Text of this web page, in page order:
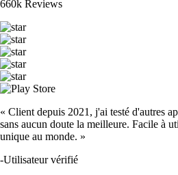
660k Reviews
« Client depuis 2021, j'ai testé d'autres
sans aucun doute la meilleure. Facile à
unique au monde. »
-Utilisateur vérifié